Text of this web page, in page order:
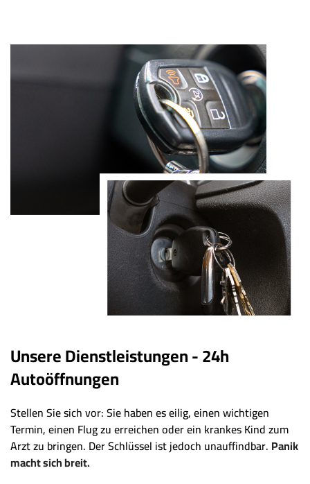
Unsere Dienstleistungen - 24h
Autoöffnungen
Stellen Sie sich vor: Sie haben es eilig, einen wichtigen
Termin, einen Flug zu erreichen oder ein krankes Kind zum
Arzt zu bringen. Der Schlüssel ist jedoch unauffindbar. Panik
macht sich breit.